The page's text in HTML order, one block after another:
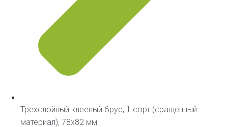
Трехслойный клееный брус, 1 сорт (сращенный
материал), 78х82 мм